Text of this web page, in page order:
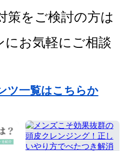
策をご検討の方は
にお気軽にご相談
ツ一覧はこちらか